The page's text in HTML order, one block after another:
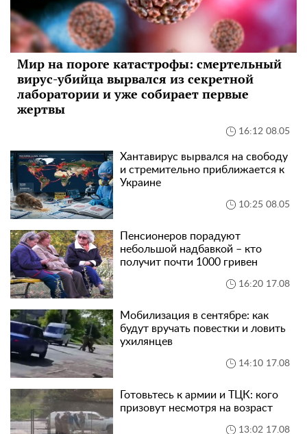
Мир на пороге катастрофы: смертельный
вирус-убийца вырвался из секретной
лаборатории и уже собирает первые
жертвы
16:12 08.05
Хантавирус вырвался на свободу
и стремительно приближается к
Украине
10:25 08.05
Пенсионеров порадуют
небольшой надбавкой – кто
получит почти 1000 гривен
16:20 17.08
Мобилизация в сентябре: как
будут вручать повестки и ловить
ухилянцев
14:10 17.08
Готовьтесь к армии и ТЦК: кого
призовут несмотря на возраст
13:02 17.08